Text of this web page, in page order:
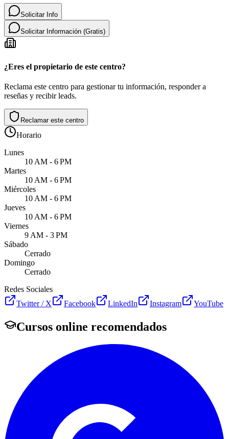
Solicitar Info
Solicitar Información (Gratis)
¿Eres el propietario de este centro?
Reclama este centro para gestionar tu información, responder a
reseñas y recibir leads.
Reclamar este centro
Horario
Lunes
10 AM - 6 PM
Martes
10 AM - 6 PM
Miércoles
10 AM - 6 PM
Jueves
10 AM - 6 PM
Viernes
9 AM - 3 PM
Sábado
Cerrado
Domingo
Cerrado
Redes Sociales
Twitter / X
Facebook LinkedIn Instagram YouTube
Cursos online recomendados